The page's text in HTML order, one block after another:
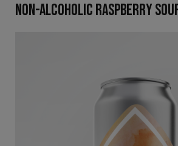
NON-ALCOHOLIC RASPBERRY